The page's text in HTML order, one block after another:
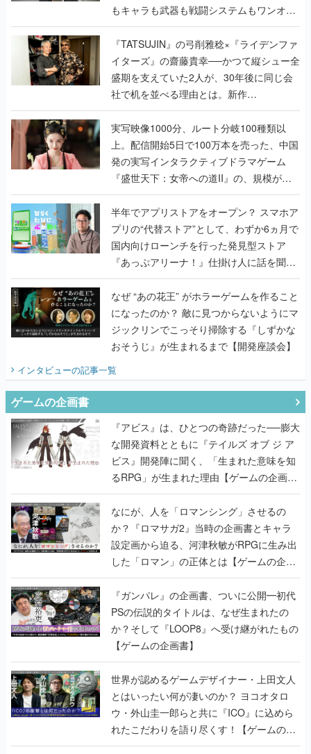
もキャラも武器も戦闘システムもワンオフ
で作り込まれた理由を両ディレクターに聞
く
『TATSUJIN』の弓削雅稔×『ライデンファ
イターズ』の齋藤貴幸──かつて縦シュー全
盛期を支えていた2人が、30年後に同じ会
社で机を並べる理由とは。新作
『TATSUJIN EXTREME』で初タッグを組
んだレジェンド2人に訊く開発秘話
実写映像1000分、ルート分岐100種類以
上。配信開始5日で100万本を売った、中国
発の実写インタラクティブドラマゲーム
『盛世天下：女帝への道II』の、規模が違
うこだわりをプロデューサーに聞いた
半年でアプリストアをオープン？ スマホア
プリの“代替ストア”として、わずか6ヵ月で
国内向けローンチを行った発見型ストア
『あっぷアリーナ！』仕掛け人に話を聞い
てみた
なぜ “あの花王” がホラーゲームを作ること
になったのか？ 敵に見つからないようにマ
ジックリンでこっそり掃除する『しずかな
おそうじ』が生まれるまで【開発座談会】
インタビューの記事一覧
ゲームの企画書
『アビス』は、ひとつの奇跡だった──膨大
な開発資料とともに『テイルズ オブ ジ ア
ビス』開発陣に聞く、「生まれた意味を知
るRPG」が生まれた理由【ゲームの企画
書】
なにが、人を「ロマンシング」させるの
か？『ロマサガ2』当時の企画書とキャラ
設定画から迫る、河津秋敏がRPGに生み出
した「ロマン」の正体とは【ゲームの企画
書】
『ガンパレ』の企画書、ついに公開━初代
PSの伝説的タイトルは、なぜ生まれたの
か？そして『LOOP8』へ受け継がれたもの
【ゲームの企画書】
世界が認めるゲームデザイナー・上田文人
とはいったい何が凄いのか？ ヨコオタロ
ウ・外山圭一郎らと共に『ICO』に込めら
れたこだわりを語り尽くす！【ゲームの企
画書】